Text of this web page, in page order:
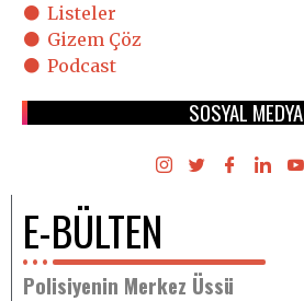
Listeler
Gizem Çöz
Podcast
SOSYAL MEDYA
E-BÜLTEN
Polisiyenin Merkez Üssü